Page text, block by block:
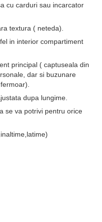
cu carduri sau incarcator
textura ( neteda).
in interior compartiment
principal ( captuseala din
dar si buzunare
dupa lungime.
se va potrivi pentru orice